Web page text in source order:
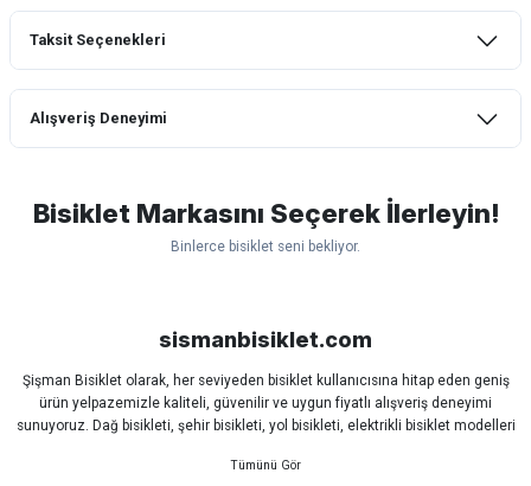
Taksit Seçenekleri
Alışveriş Deneyimi
lastik yanak kısmından 3cm yarıldı ama
normal sürüşe uygun
Bahriye Akay Tan | 21/07/2026
Siparişim problemsiz geldi teşekkürler.
Bisiklet Markasını Seçerek İlerleyin!
Binlerce bisiklet seni bekliyor.
sismanbisiklet.com
Şişman Bisiklet olarak, her seviyeden bisiklet kullanıcısına hitap eden geniş
ürün yelpazemizle kaliteli, güvenilir ve uygun fiyatlı alışveriş deneyimi
sunuyoruz. Dağ bisikleti, şehir bisikleti, yol bisikleti, elektrikli bisiklet modelleri
Sürüş keyfinizi artırmak için dünyanın önde gelen markalarına ait bisiklet